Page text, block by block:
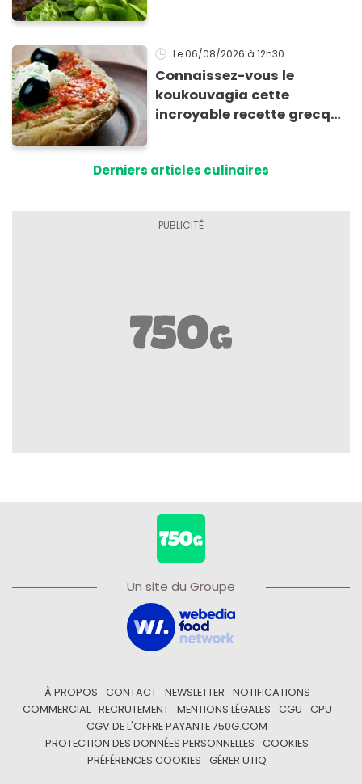
Le 06/08/2026 à 12h30
Connaissez-vous le
koukouvagia cette
incroyable recette grecque
Derniers articles culinaires
Un site du Groupe
À PROPOS CONTACT NEWSLETTER
NOTIFICATIONS
COMMERCIAL
RECRUTEMENT MENTIONS LÉGALES CGU
CPU
CGV DE L'OFFRE PAYANTE 750G.COM
PROTECTION DES DONNÉES PERSONNELLES
COOKIES
PRÉFÉRENCES COOKIES
GÉRER UTIQ